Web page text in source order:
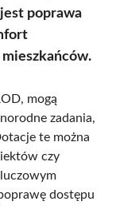
poprawa
mogą
zadania,
te można
czy
dostępu